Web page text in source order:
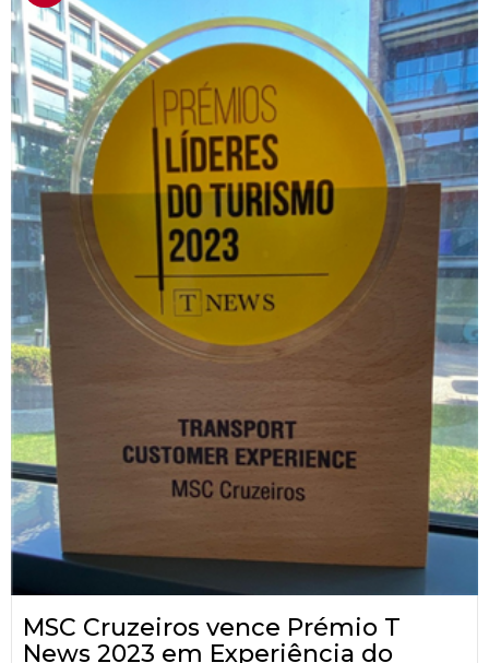
MSC Cruzeiros vence Prémio T
News 2023 em Experiência do